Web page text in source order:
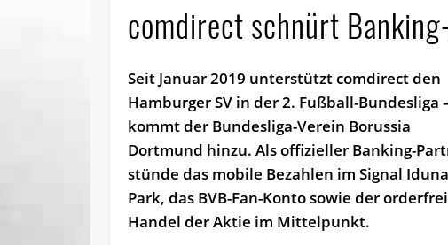
comdirect schnürt
Seit Januar 2019 unterstützt comdirect den
Hamburger SV in der 2. Fußball-Bundesliga
kommt der Bundesliga-Verein Borussia
Dortmund hinzu. Als offizieller Banking-
stünde das mobile Bezahlen im Signal Iduna
Park, das BVB-Fan-Konto sowie der
Handel der Aktie im Mittelpunkt.